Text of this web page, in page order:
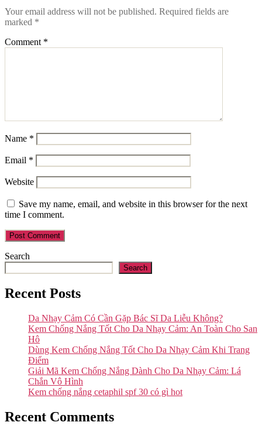
Your email address will not be published. Required fields are
marked *
Comment *
Name *
Email *
Website
Save my name, email, and website in this browser for the next
time I comment.
Search
Search
Recent Posts
Da Nhạy Cảm Có Cần Gặp Bác Sĩ Da Liễu Không?
Kem Chống Nắng Tốt Cho Da Nhạy Cảm: An Toàn Cho San
Hô
Dùng Kem Chống Nắng Tốt Cho Da Nhạy Cảm Khi Trang
Điểm
Giải Mã Kem Chống Nắng Dành Cho Da Nhạy Cảm: Lá
Chắn Vô Hình
Kem chống nắng cetaphil spf 30 có gì hot
Recent Comments